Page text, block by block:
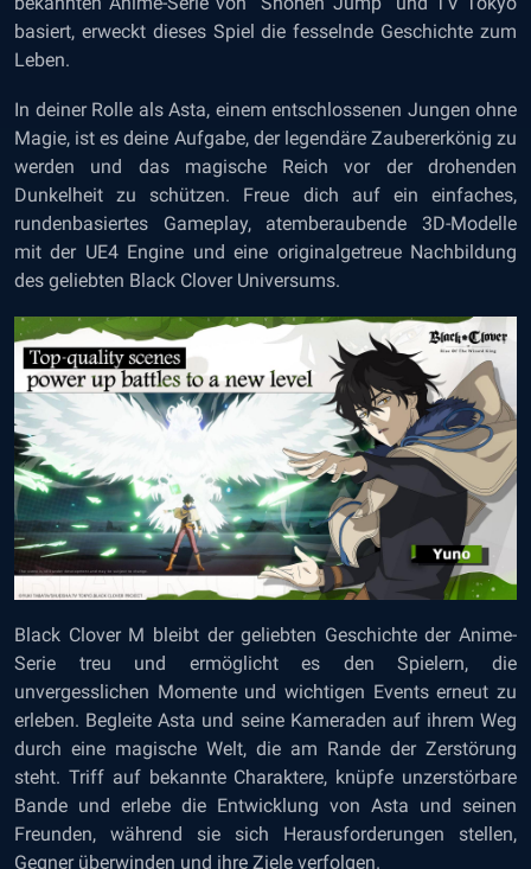
basiert, erweckt dieses Spiel die fesselnde Geschichte zum
Leben.
In deiner Rolle als Asta, einem entschlossenen Jungen ohne
Magie, ist es deine Aufgabe, der legendäre Zaubererkönig zu
werden und das magische Reich vor der drohenden
Dunkelheit zu schützen. Freue dich auf ein einfaches,
rundenbasiertes Gameplay, atemberaubende 3D-Modelle
mit der UE4 Engine und eine originalgetreue Nachbildung
des geliebten Black Clover Universums.
Black Clover M bleibt der geliebten Geschichte der Anime-
Serie treu und ermöglicht es den Spielern, die
unvergesslichen Momente und wichtigen Events erneut zu
erleben. Begleite Asta und seine Kameraden auf ihrem Weg
durch eine magische Welt, die am Rande der Zerstörung
steht. Triff auf bekannte Charaktere, knüpfe unzerstörbare
Bande und erlebe die Entwicklung von Asta und seinen
Freunden, während sie sich Herausforderungen stellen,
Gegner überwinden und ihre Ziele verfolgen.